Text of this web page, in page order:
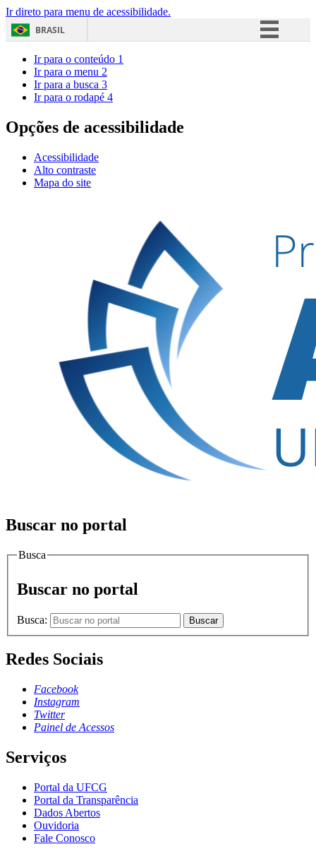
Ir direto para menu de acessibilidade.
BRASIL
Acesso à informação
Ir para o conteúdo 1
Ir para o menu 2
Ir para a busca 3
Ir para o rodapé 4
Opções de acessibilidade
Acessibilidade
Alto contraste
Mapa do site
Buscar no portal
Busca
Buscar no portal
Busca: Buscar
Redes Sociais
Facebook
Instagram
Twitter
Painel de Acessos
Serviços
Portal da UFCG
Portal da Transparência
Dados Abertos
Ouvidoria
Fale Conosco